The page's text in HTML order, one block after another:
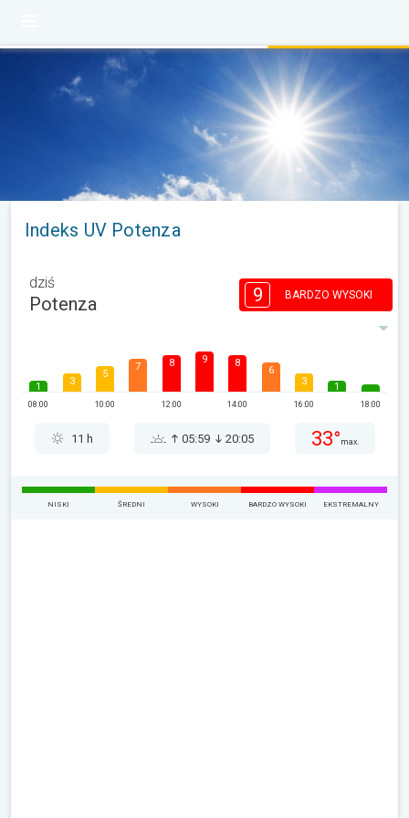
Indeks UV Potenza
dziś
Potenza 9 BARDZO WYSOKI
1
08:00
3
5
10:00
7 8
12:00
9 8
14:00
6
3
16:00
1
18:00
11 h 05:59 20:05 33° max.
NISKI ŚREDNI WYSOKI BARDZO WYSOKI EKSTREMALNY